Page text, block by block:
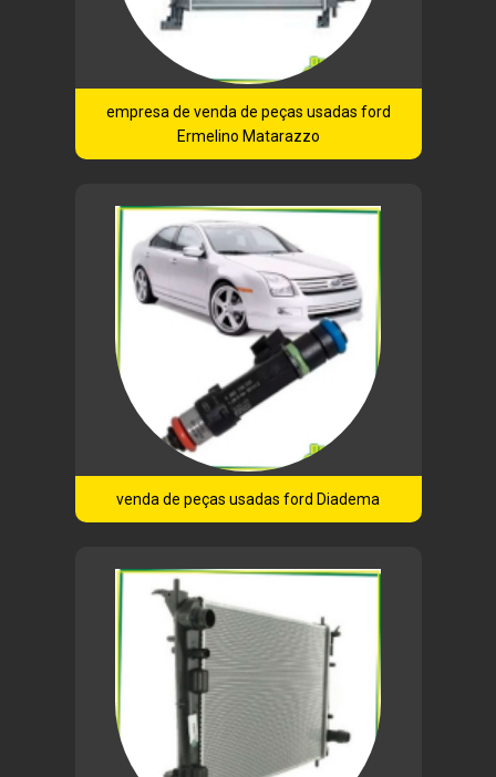
empresa de venda de peças usadas ford
Ermelino Matarazzo
venda de peças usadas ford Diadema